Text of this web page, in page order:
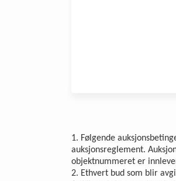
1. Følgende
auksjonsreglement.
objektnummeret er
2. Ethvert bud som blir